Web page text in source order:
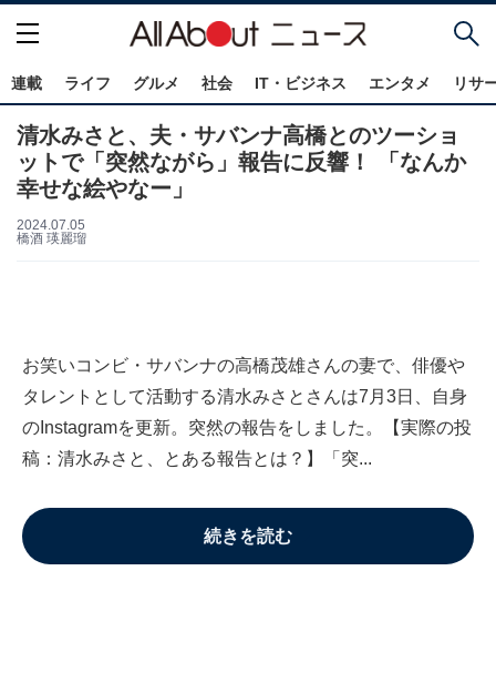
連載 ライフ グルメ 社会 IT・ビジネス エンタメ リサ
清水みさと、夫・サバンナ高橋とのツーショ
ットで「突然ながら」報告に反響！ 「なんか
幸せな絵やなー」
2024.07.05
橋酒 瑛麗瑠
お笑いコンビ・サバンナの高橋茂雄さんの妻で、俳優や
タレントとして活動する清水みさとさんは7月3日、自身
のInstagramを更新。突然の報告をしました。【実際の投
稿：清水みさと、とある報告とは？】「突...
続きを読む